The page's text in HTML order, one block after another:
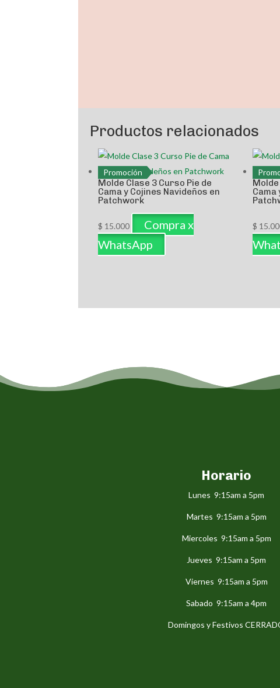
Productos relacionados
Promoción
Molde Clase 3 Curso Pie de
Cama y Cojines Navideños en
Patchwork
$ 15.000
Compra x
WhatsApp
Molde
Cama
$
Horario
Lunes 9:15am a 5pm
Martes 9:15am a 5pm
Miercoles 9:15am a 5pm
Jueves 9:15am a 5pm
Viernes 9:15am a 5pm
Sabado 9:15am a 4pm
Domingos y Festivos